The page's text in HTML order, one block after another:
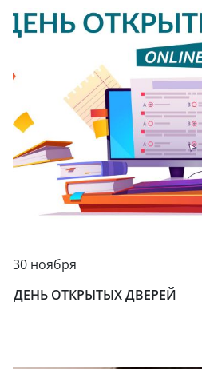
30 ноября
ДЕНЬ ОТКРЫТЫХ ДВЕРЕЙ